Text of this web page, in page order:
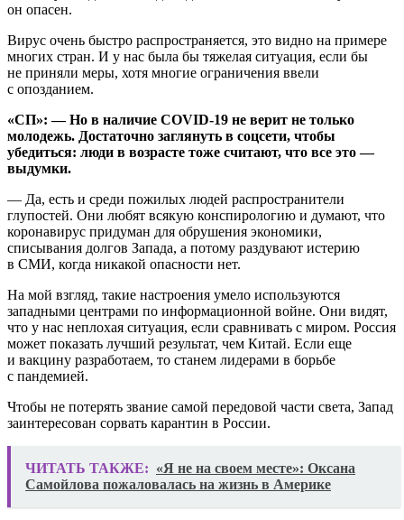
он опасен.
Вирус очень быстро распространяется, это видно на примере
многих стран. И у нас была бы тяжелая ситуация, если бы
не приняли меры, хотя многие ограничения ввели
с опозданием.
«СП»: — Но в наличие COVID-19 не верит не только
молодежь. Достаточно заглянуть в соцсети, чтобы
убедиться: люди в возрасте тоже считают, что все это —
выдумки.
— Да, есть и среди пожилых людей распространители
глупостей. Они любят всякую конспирологию и думают, что
коронавирус придуман для обрушения экономики,
списывания долгов Запада, а потому раздувают истерию
в СМИ, когда никакой опасности нет.
На мой взгляд, такие настроения умело используются
западными центрами по информационной войне. Они видят,
что у нас неплохая ситуация, если сравнивать с миром. Россия
может показать лучший результат, чем Китай. Если еще
и вакцину разработаем, то станем лидерами в борьбе
с пандемией.
Чтобы не потерять звание самой передовой части света, Запад
заинтересован сорвать карантин в России.
ЧИТАТЬ ТАКЖЕ: «Я не на своем месте»: Оксана
Самойлова пожаловалась на жизнь в Америке